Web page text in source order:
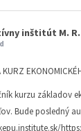
inštitút M.
KURZ
kurzu základov
Bude posledný